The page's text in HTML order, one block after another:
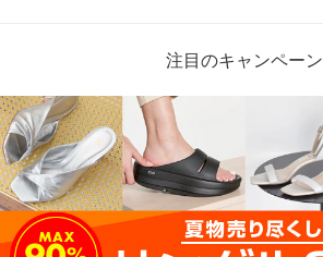
注目のキャンペーン